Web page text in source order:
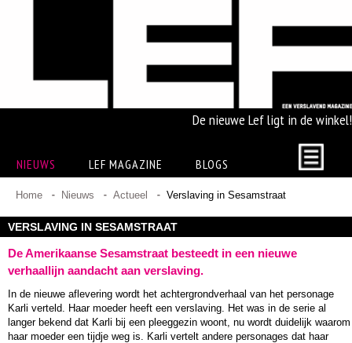
De nieuwe Lef ligt in de winkel!
NIEUWS LEF MAGAZINE BLOGS
Home Nieuws Actueel Verslaving in Sesamstraat
VERSLAVING IN SESAMSTRAAT
De Amerikaanse Sesamstraat besteedt in een nieuwe
verhaallijn aandacht aan verslaving.
In de nieuwe aflevering wordt het achtergrondverhaal van het personage
Karli verteld. Haar moeder heeft een verslaving. Het was in de serie al
langer bekend dat Karli bij een pleeggezin woont, nu wordt duidelijk waarom
haar moeder een tijdje weg is. Karli vertelt andere personages dat haar